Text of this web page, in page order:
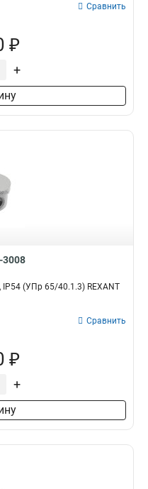
Сравнить
₽
+
3008
(УПр 65/40.1.3) REXANT
Сравнить
₽
+